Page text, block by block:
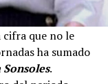
cifra que no le
ha sumado
.